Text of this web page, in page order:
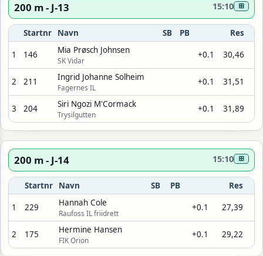
200 m - J-13 15:10 ⊞
Startnr Navn SB PB Res
1 146 Mia Prøsch Johnsen
SK Vidar
+0.1 30,46
2 211 Ingrid Johanne Solheim
Fagernes IL
+0.1 31,51
3 204 Siri Ngozi M'Cormack
Trysilgutten
+0.1 31,89
200 m - J-14 15:10 ⊞
Startnr Navn SB PB Res
1 229 Hannah Cole
Raufoss IL friidrett
+0.1 27,39
2 175 Hermine Hansen
FIK Orion
+0.1 29,22